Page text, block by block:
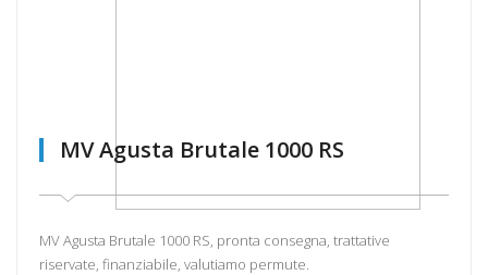
MV Agusta Brutale 1000 RS
MV Agusta Brutale 1000 RS, pronta consegna, trattative
riservate, finanziabile, valutiamo permute.